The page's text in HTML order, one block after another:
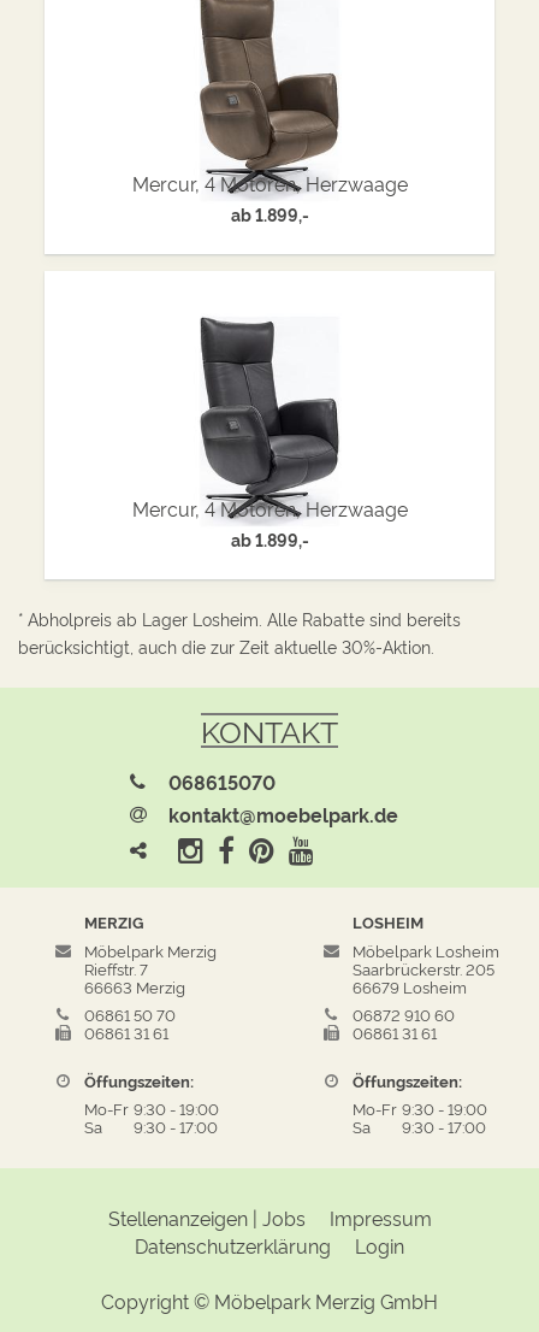
Mercur, 4 Motoren, Herzwaage
ab1.899,-
Mercur, 4 Motoren, Herzwaage
ab1.899,-
* Abholpreis ab Lager Losheim. Alle Rabatte sind bereits
berücksichtigt, auch die zur Zeit aktuelle 30%-Aktion.
KONTAKT
068615070
kontakt@moebelpark.de
MERZIG
Möbelpark Merzig
Rieffstr. 7
66663 Merzig
06861 50 70
06861 31 61
Öffungszeiten:
Mo-Fr 9:30-19:00
Sa
9:30-17:00
LOSHEIM
Möbelpark Losheim
Saarbrückerstr. 205
66679 Losheim
06872 910 60
06861 31 61
Öffungszeiten:
Mo-Fr 9:30-19:00
Sa
9:30-17:00
Stellenanzeigen | Jobs
Impressum
Datenschutzerklärung
Login
Copyright © Möbelpark Merzig GmbH